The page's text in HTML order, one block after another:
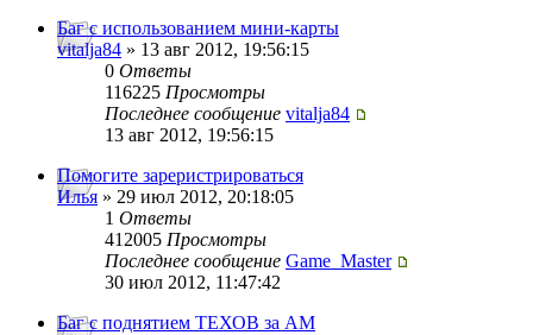
Баг с использованием мини-карты
vitalja84 » 13 авг 2012, 19:56:15
0 Ответы
116225 Просмотры
Последнее сообщение vitalja84
13 авг 2012, 19:56:15
Помогите зареристрироваться
Илья » 29 июл 2012, 20:18:05
1 Ответы
412005 Просмотры
Последнее сообщение Game_Master
30 июл 2012, 11:47:42
Баг с поднятием ТЕХОВ за АМ